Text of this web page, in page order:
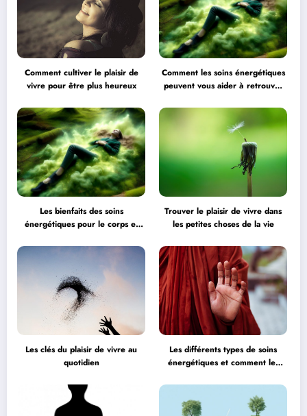
Comment cultiver le plaisir de
vivre pour être plus heureux
Comment les soins énergétiques
peuvent vous aider à retrouver
Les bienfaits des soins
énergétiques pour le corps et
Trouver le plaisir de vivre dans
les petites choses de la vie
Les clés du plaisir de vivre au
quotidien
Les différents types de soins
énergétiques et comment les